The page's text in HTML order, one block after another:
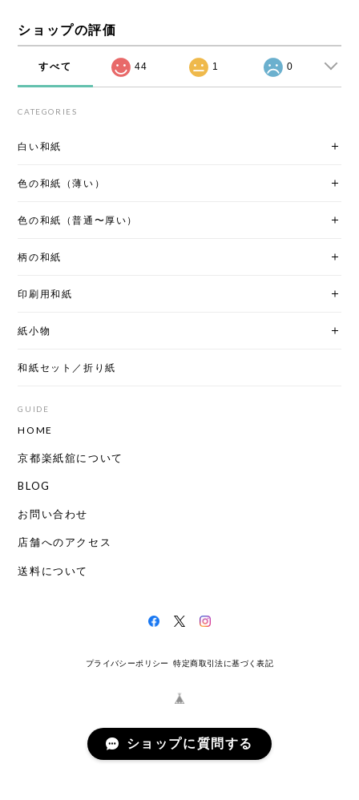
ショップの評価
すべて 44 1 0
CATEGORIES
白い和紙
色の和紙（薄い）
色の和紙（普通〜厚い）
柄の和紙
印刷用和紙
紙小物
和紙セット／折り紙
GUIDE
HOME
京都楽紙舘について
BLOG
お問い合わせ
店舗へのアクセス
送料について
プライバシーポリシー 特定商取引法に基づく表記
ショップに質問する